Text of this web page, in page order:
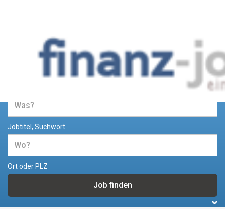
Jobs und Stellenangebote im
Bereich Finanzen
Jobtitel, Suchwort
Ort oder PLZ